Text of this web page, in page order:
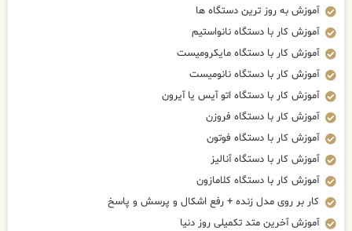
آموزش به روز ترین دستگاه ها
آموزش کار با دستگاه نانواستیم
آموزش کار با دستگاه مایکرومیست
آموزش کار با دستگاه نانومیست
آموزش کار با دستگاه اتو آیس یا آیرون
آموزش کار با دستگاه فروزن
آموزش کار با دستگاه فوتون
آموزش کار با دستگاه آنالیز
آموزش کار با دستگاه کلامازون
کار بر روی مدل زنده + رفع اشکال و پرسش و پاسخ
آموزش آخرین متد تکمیلی روز دنیا